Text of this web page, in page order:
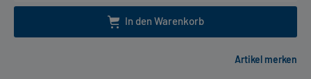
In den Warenkorb